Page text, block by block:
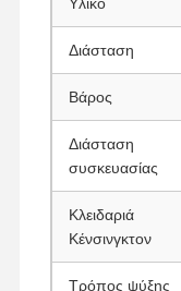
Διάσταση
Βάρος
Διάσταση
συσκευασίας
Κλειδαριά
Κένσινγκτον
Τρόπος ψύξης